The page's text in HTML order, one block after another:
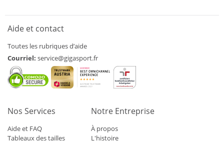
Aide et contact
Toutes les rubriques d’aide
Courriel: service@gigasport.fr
Nos Services
Aide et FAQ
Tableaux des tailles
Notre Entreprise
À propos
L'histoire